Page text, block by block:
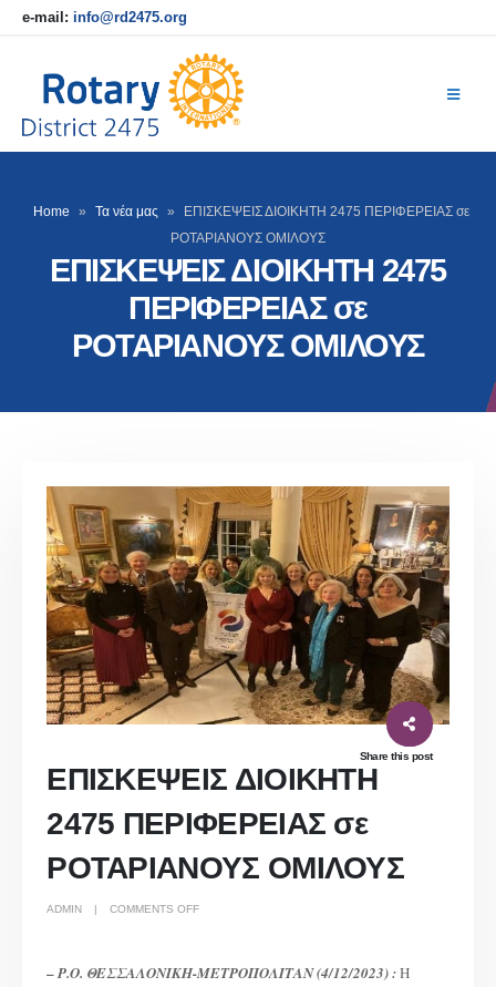
e-mail: info@rd2475.org
Home » Τα νέα μας »
ΕΠΙΣΚΕΨΕΙΣ ΔΙΟΙΚΗΤΗ 2475 ΠΕΡΙΦΕΡΕΙΑΣ σε
ΡΟΤΑΡΙΑΝΟΥΣ ΟΜΙΛΟΥΣ
ΕΠΙΣΚΕΨΕΙΣ ΔΙΟΙΚΗΤΗ 2475
ΠΕΡΙΦΕΡΕΙΑΣ σε
ΡΟΤΑΡΙΑΝΟΥΣ ΟΜΙΛΟΥΣ
Share this post
ΕΠΙΣΚΕΨΕΙΣ ΔΙΟΙΚΗΤΗ
2475 ΠΕΡΙΦΕΡΕΙΑΣ σε
ΡΟΤΑΡΙΑΝΟΥΣ ΟΜΙΛΟΥΣ
ADMIN COMMENTS OFFON
ΡΟΤΑΡΙΑΝΟΥΣ
–Ρ.Ο. ΘΕΣΣΑΛΟΝΙΚΗ-ΜΕΤΡΟΠΟΛΙΤΑΝ (4/12/2023) :Η